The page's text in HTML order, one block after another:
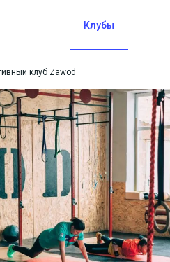
Клубы
клуб Zawod